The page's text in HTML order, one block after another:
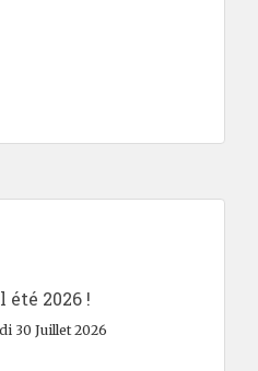
été 2026 !
30 Juillet 2026